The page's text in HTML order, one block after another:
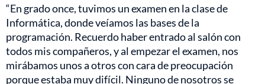
“En grado once, tuvimos un examen en la clase de
Informática, donde veíamos las bases de la
programación. Recuerdo haber entrado al salón con
todos mis compañeros, y al empezar el examen, nos
mirábamos unos a otros con cara de preocupación
porque estaba muy difícil. Ninguno de nosotros se